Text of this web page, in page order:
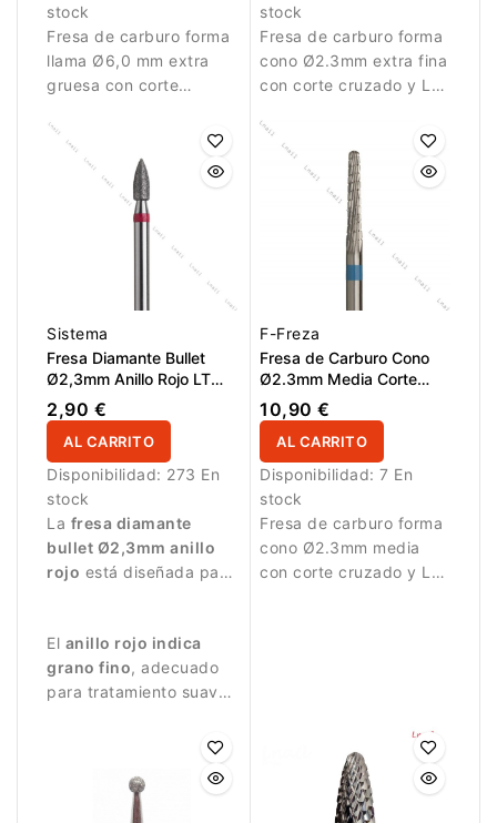
stock
Fresa de carburo forma
llama Ø6,0 mm extra
gruesa con corte
DLC, AL 16,0 mm y L/R.
Permite retirar gel y
acrílico con máxima
eficiencia.
stock
Fresa de carburo forma
cono Ø2.3mm extra fina
con corte cruzado y LT
refinamiento delicado y
acabado de estructuras
de uñas.
Sistema
Fresa Diamante Bullet
Ø2,3mm Anillo Rojo LT
6,0mm
2,90 €
AL CARRITO
Disponibilidad: 273 En
stock
La fresa diamante
bullet Ø2,3mm anillo
rojo está diseñada para
El anillo rojo indica
grano fino, adecuado
para tratamiento suave
F-Freza
Fresa de Carburo Cono
Ø2.3mm Media Corte
Cruzado LT 14.0mm
10,90 €
AL CARRITO
Disponibilidad: 7 En
stock
Fresa de carburo forma
cono Ø2.3mm media
con corte cruzado y LT